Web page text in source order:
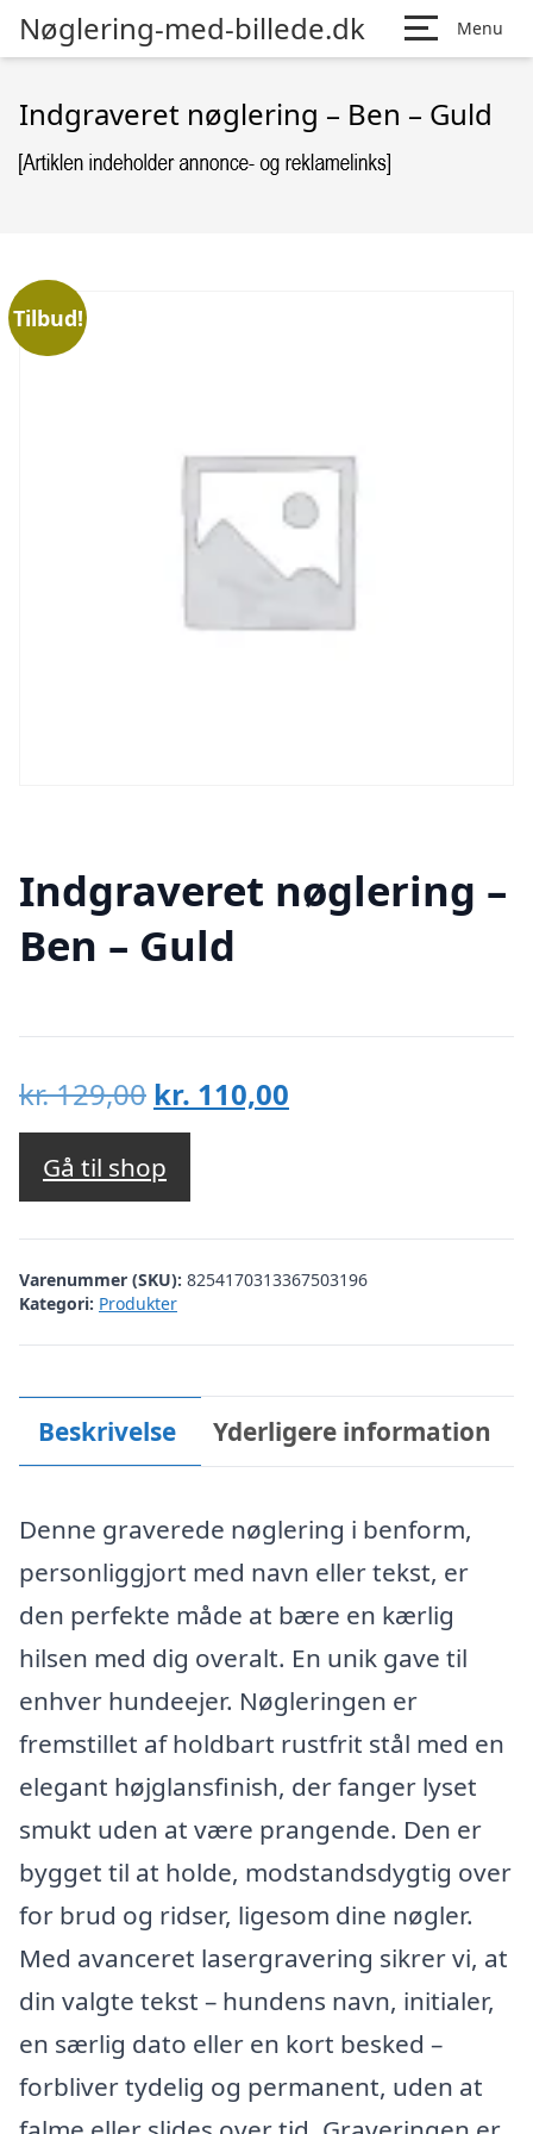
Nøglering-med-billede.dk Menu
Indgraveret nøglering – Ben – Guld
Tilbud!
Indgraveret nøglering –
Ben – Guld
kr.129,00 Den
oprindelige
pris
var:
kr. 129,00.
kr. 110,00
kr. 110,00.
Gå til shop
Varenummer (SKU): 8254170313367503196
Kategori: Produkter
Beskrivelse Yderligere information
Denne graverede nøglering i benform,
personliggjort med navn eller tekst, er
den perfekte måde at bære en kærlig
hilsen med dig overalt. En unik gave til
enhver hundeejer. Nøgleringen er
fremstillet af holdbart rustfrit stål med en
elegant højglansfinish, der fanger lyset
smukt uden at være prangende. Den er
bygget til at holde, modstandsdygtig over
for brud og ridser, ligesom dine nøgler.
Med avanceret lasergravering sikrer vi, at
din valgte tekst – hundens navn, initialer,
en særlig dato eller en kort besked –
forbliver tydelig og permanent, uden at